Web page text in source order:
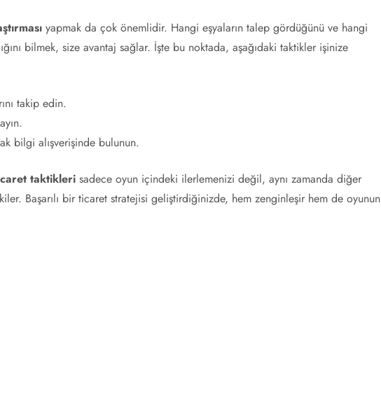
yapmak da çok önemlidir. Hangi eşyaların talep gördüğünü ve hangi
bilmek, size avantaj sağlar. İşte bu noktada, aşağıdaki taktikler işinize
takip edin.
bilgi alışverişinde bulunun.
taktikleri sadece oyun içindeki ilerlemenizi değil, aynı zamanda diğer
Başarılı bir ticaret stratejisi geliştirdiğinizde, hem zenginleşir hem de oyunun